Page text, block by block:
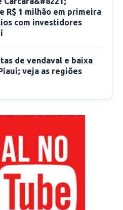
em consideração as
da saúde”,
a Defesa Civil Municipal
de plantão e pode
ligação gratuita para o
de ofício encaminhado
fica localizada na Rua
no Centro.
R$ 1 milhão em primeira
com investidores
de vendaval e baixa
veja as regiões